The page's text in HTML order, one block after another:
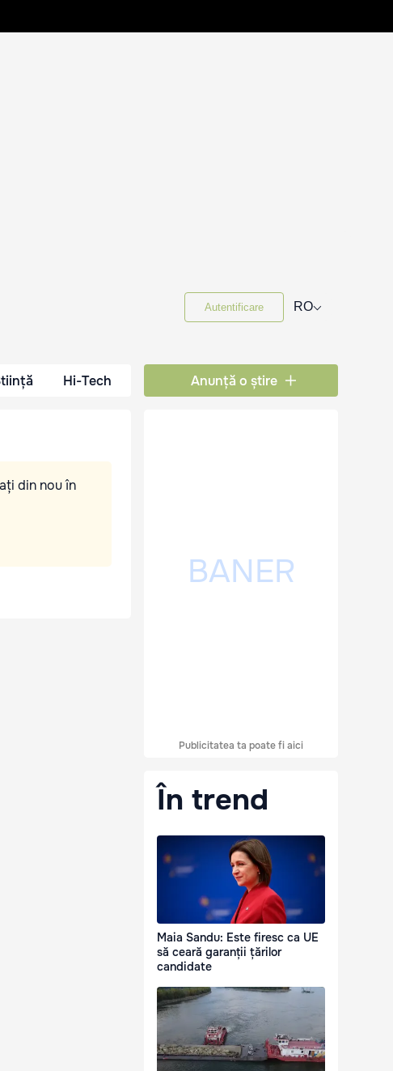
Autentificare RO⌵
Hi-Tech Anunță o știre
din nou în
Publicitatea ta poate fi aici
În trend
Maia Sandu: Este firesc ca UE
să ceară garanții țărilor
candidate